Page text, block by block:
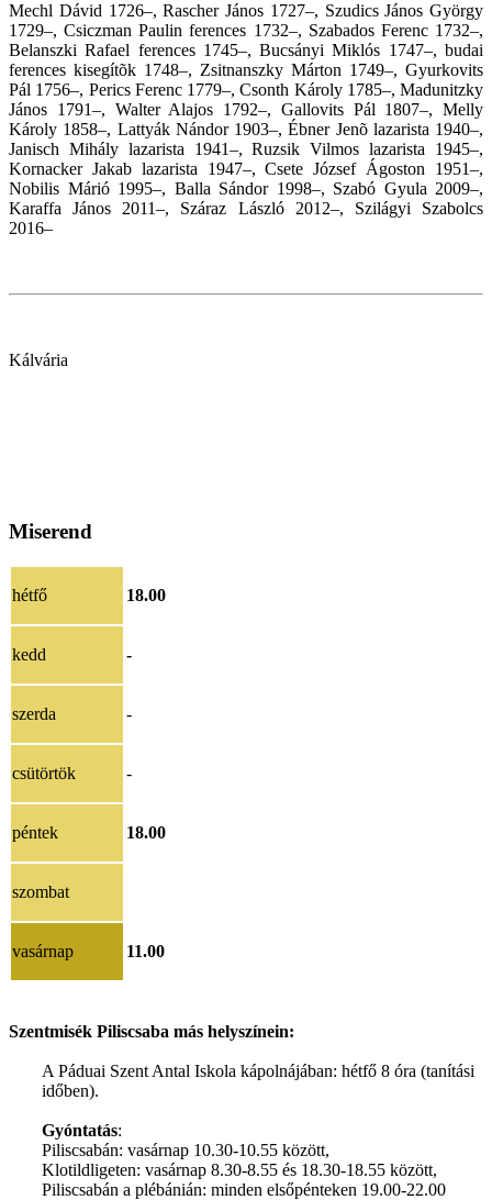
Mechl Dávid 1726–, Rascher János 1727–, Szudics János György
1729–, Csiczman Paulin ferences 1732–, Szabados Ferenc 1732–,
Belanszki Rafael ferences 1745–, Bucsányi Miklós 1747–, budai
ferences kisegítõk 1748–, Zsitnanszky Márton 1749–, Gyurkovits
Pál 1756–, Perics Ferenc 1779–, Csonth Károly 1785–, Madunitzky
János 1791–, Walter Alajos 1792–, Gallovits Pál 1807–, Melly
Károly 1858–, Lattyák Nándor 1903–, Ébner Jenõ lazarista 1940–,
Janisch Mihály lazarista 1941–, Ruzsik Vilmos lazarista 1945–,
Kornacker Jakab lazarista 1947–, Csete József Ágoston 1951–,
Nobilis Márió 1995–, Balla Sándor 1998–, Szabó Gyula 2009–,
Karaffa János 2011–, Száraz László 2012–, Szilágyi Szabolcs
2016–
Kálvária
Miserend
hétfő 18.00
kedd -
szerda -
csütörtök -
péntek 18.00
szombat
vasárnap 11.00
Szentmisék Piliscsaba más helyszínein:
A Páduai Szent Antal Iskola kápolnájában: hétfő 8 óra (tanítási
időben).
Gyóntatás:
Piliscsabán: vasárnap 10.30-10.55 között,
Klotildligeten: vasárnap 8.30-8.55 és 18.30-18.55 között,
Piliscsabán a plébánián: minden elsőpénteken 19.00-22.00